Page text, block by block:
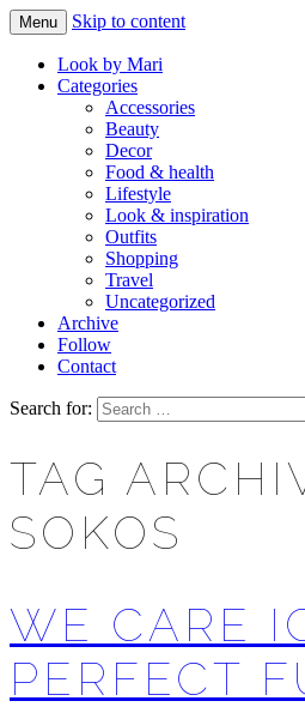
LOOK BY
Makeup & beauty blog
Menu Skip to content
Look by Mari
Categories
Accessories
Beauty
Decor
Food & health
Lifestyle
Look & inspiration
Outfits
Shopping
Travel
Uncategorized
Archive
Follow
Contact
Search for:
TAG
SOKOS
WE CARE
PERFECT